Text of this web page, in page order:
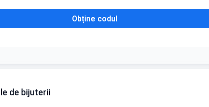
Obține codul
de bijuterii